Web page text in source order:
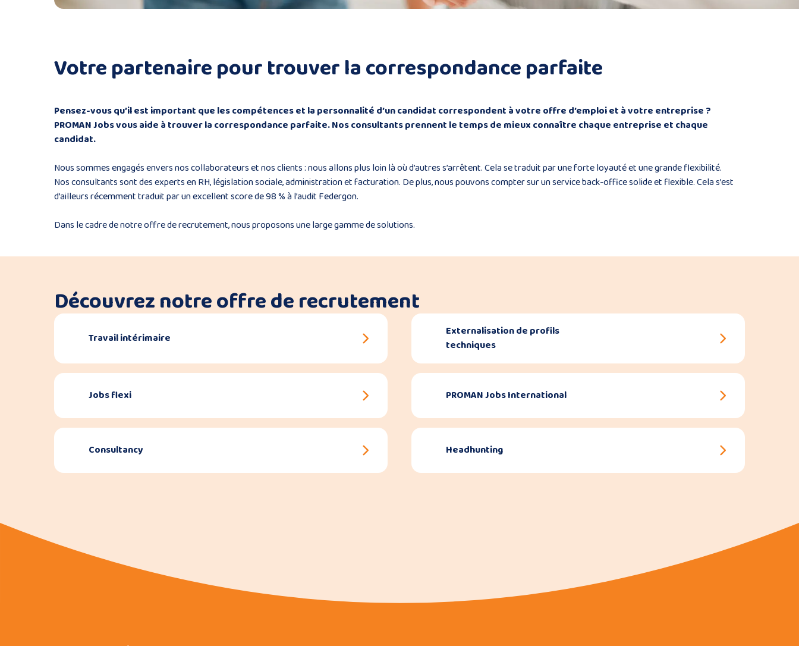
Votre partenaire pour trouver la correspondance parfaite
Pensez-vous qu’il est important que les compétences et la personnalité d’un candidat correspondent à votre offre d’emploi et à votre entreprise ?
PROMAN Jobs vous aide à trouver la correspondance parfaite. Nos consultants prennent le temps de mieux connaître chaque entreprise et chaque
candidat.
Nous sommes engagés envers nos collaborateurs et nos clients : nous allons plus loin là où d’autres s’arrêtent. Cela se traduit par une forte loyauté et une grande flexibilité.
Nos consultants sont des experts en RH, législation sociale, administration et facturation. De plus, nous pouvons compter sur un service back-office solide et flexible. Cela s’est
d’ailleurs récemment traduit par un excellent score de 98 % à l’audit Federgon.
Dans le cadre de notre offre de recrutement, nous proposons une large gamme de solutions.
Découvrez notre offre de recrutement
Travail intérimaire
Externalisation de profils
techniques
Jobs flexi PROMAN Jobs International
Consultancy Headhunting